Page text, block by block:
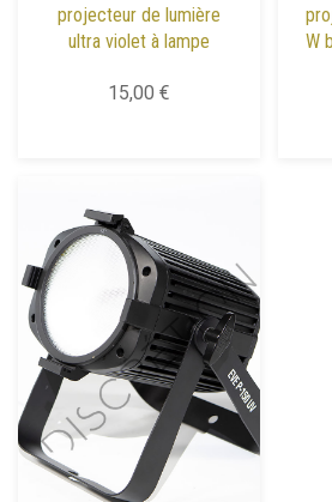
projecteur de lumière
ultra violet à lampe
15,00 €
W